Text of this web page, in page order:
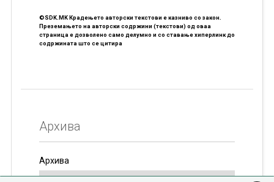
©SDK.MK Крадењето авторски текстови е казниво со закон.
Преземањето на авторски содржини (текстови) од оваа
страница е дозволено само делумно и со ставање хиперлинк до
содржината што се цитира
Архива
Архива